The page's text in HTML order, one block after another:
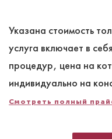
Указана стоимость
услуга включает в
процедур, цена на
индивидуально на
Смотреть полный